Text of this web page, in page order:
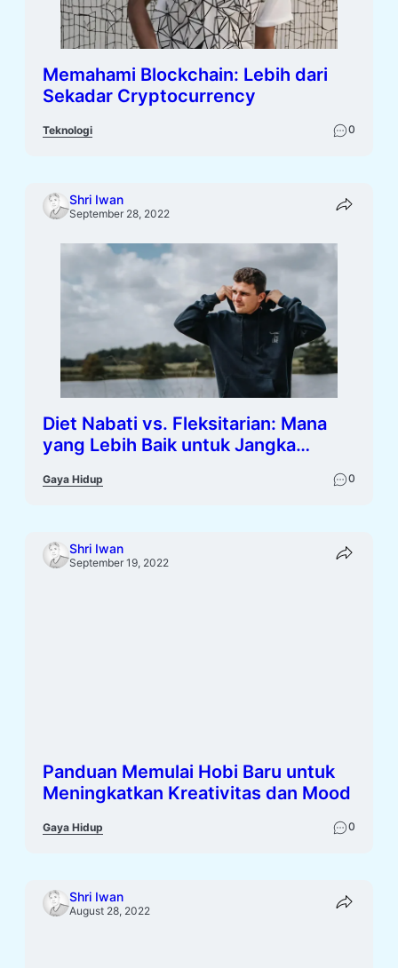
Memahami Blockchain: Lebih dari
Sekadar Cryptocurrency
Teknologi 0
Shri Iwan
September 28, 2022
Diet Nabati vs. Fleksitarian: Mana
yang Lebih Baik untuk Jangka
Gaya Hidup 0
Shri Iwan
September 19, 2022
Panduan Memulai Hobi Baru untuk
Meningkatkan Kreativitas dan Mood
Gaya Hidup 0
Shri Iwan
August 28, 2022